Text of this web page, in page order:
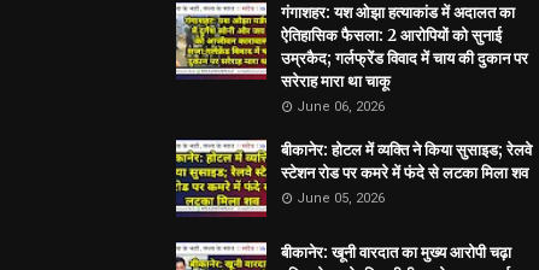
गंगाशहर: यश ओझा हत्याकांड में अदालत का
ऐतिहासिक फैसला: 2 आरोपियों को सुनाई
उम्रकैद; गर्लफ्रेंड विवाद में चाय की दुकान पर
सरेराह मारा था चाकू
June 06, 2026
बीकानेर: होटल में व्यक्ति ने किया सुसाइड; रेलवे
स्टेशन रोड पर कमरे में फंदे से लटका मिला शव
June 05, 2026
बीकानेर: खूनी वारदात का मुख्य आरोपी चढ़ा